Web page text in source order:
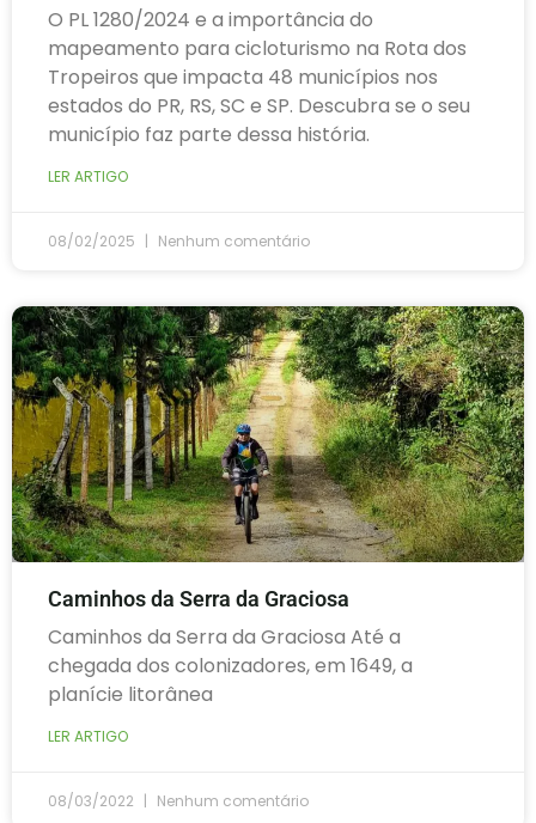
O PL 1280/2024 e a importância do
mapeamento para cicloturismo na Rota dos
Tropeiros que impacta 48 municípios nos
estados do PR, RS, SC e SP. Descubra se o seu
município faz parte dessa história.
LER ARTIGO
08/02/2025 Nenhum comentário
Caminhos da Serra da Graciosa
Caminhos da Serra da Graciosa Até a
chegada dos colonizadores, em 1649, a
planície litorânea
LER ARTIGO
08/03/2022 Nenhum comentário